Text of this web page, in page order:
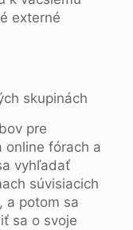
externé
skupinách
pre
fórach a
vyhľadať
súvisiacich
a potom sa
sa o svoje